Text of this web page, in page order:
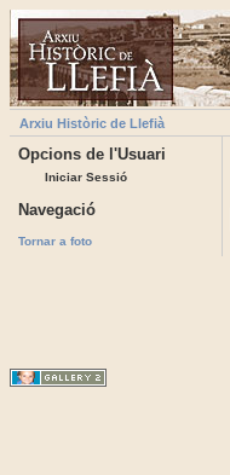
Arxiu Històric de Llefià
Opcions de l'Usuari
Iniciar Sessió
Navegació
Tornar a foto